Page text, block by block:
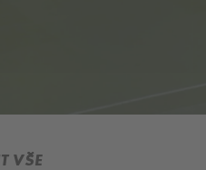
VŠE